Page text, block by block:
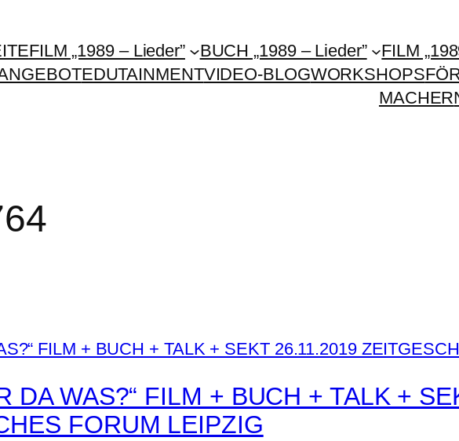
FILM „1989 – Lieder” BUCH „1989 – Lieder” FILM
EDUTAINMENTVIDEO-BLOGWORKSHOPS
MACHER
DA WAS?“ FILM + BUCH + TALK +
FORUM LEIPZIG